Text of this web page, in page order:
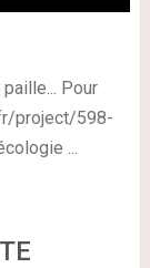
Pour
project/598-
...